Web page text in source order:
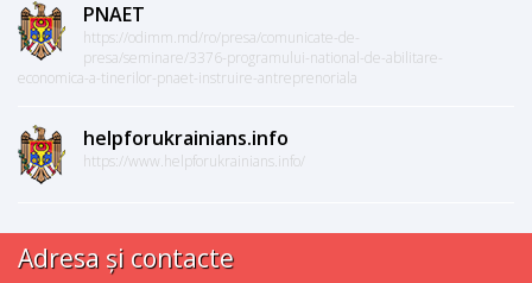
PNAET
https://odimm.md/ro/presa/comunicate-de-
presa/seminare/3376-programului-national-de-abilitare-
economica-a-tinerilor-pnaet-instruire-antreprenoriala
helpforukrainians.info
https://www.helpforukrainians.info/
Adresa și contacte